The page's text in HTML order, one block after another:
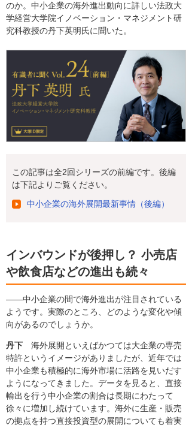
のか。中小企業の海外進出動向に詳しい法政大
学経営大学院イノベーション・マネジメント研
究科教授の丹下英明氏に聞いた。
この記事は全2回シリーズの前編です。後編
は下記よりご覧ください。
中小企業の海外展開最新事情（後編）
インバウンドが後押し？ 小売店
や飲食店などの進出も続々
――中小企業の間で海外進出が注目されている
ようです。実際のところ、どのような変化や傾
向があるのでしょうか。
丹下 海外展開といえばかつては大企業の専売
特許というイメージがありましたが、近年では
中小企業も積極的に海外市場に活路を見いだす
ようになってきました。データを見ると、直接
輸出を行う中小企業の割合は長期にわたって
徐々に増加し続けています。海外に生産・販売
の拠点を持つ直接投資型の展開についても着実